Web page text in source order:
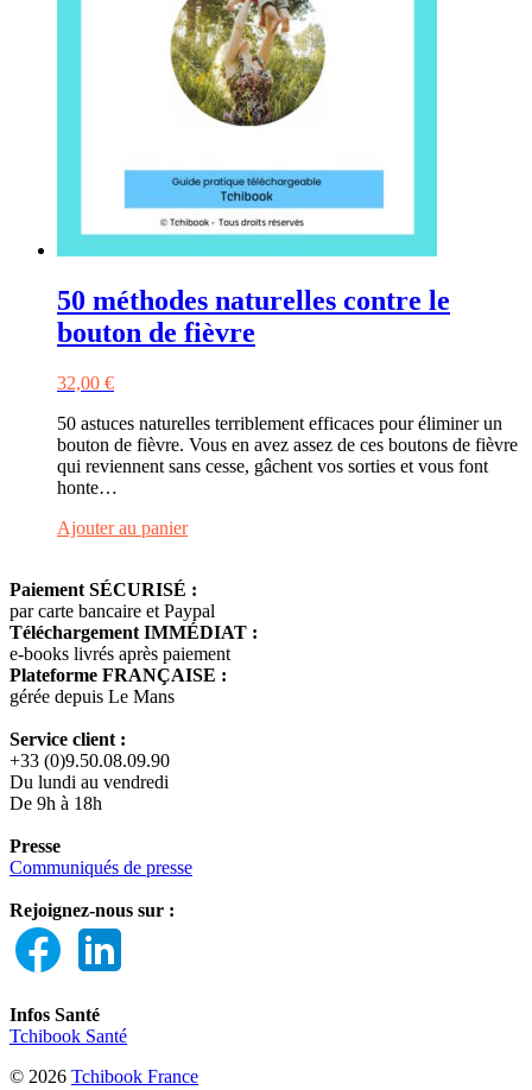
50 méthodes naturelles contre le
bouton de fièvre
32,00 €
50 astuces naturelles terriblement efficaces pour éliminer un
bouton de fièvre. Vous en avez assez de ces boutons de fièvre
qui reviennent sans cesse, gâchent vos sorties et vous font
honte…
Ajouter au panier
Paiement SÉCURISÉ :
par carte bancaire et Paypal
Téléchargement IMMÉDIAT :
e-books livrés après paiement
Plateforme FRANÇAISE :
gérée depuis Le Mans
Service client :
+33 (0)9.50.08.09.90
Du lundi au vendredi
De 9h à 18h
Presse
Communiqués de presse
Rejoignez-nous sur :
Infos Santé
Tchibook Santé
© 2026 Tchibook France